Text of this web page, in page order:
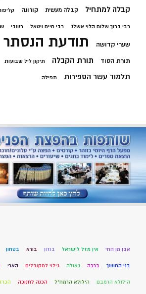
קבלה למתחיל קבלה מעשית קורונה
רבי ברוך שלום הלוי אשלג רבי חיים ויטאל רשבי
שערי קדושה תודעת הנסתר
תורת הסוד תורת הקבלה תיקון ליל שבועות
תלמוד עשר הספירות תפילה
אבן מן החי אין מזל לישראל בוזון בורא בטחון
בני החושך ברכה גאולה גילוי למקובלים הארי
הילולא הרמבם הילולא הרמח"ל הכנה לחנוכה